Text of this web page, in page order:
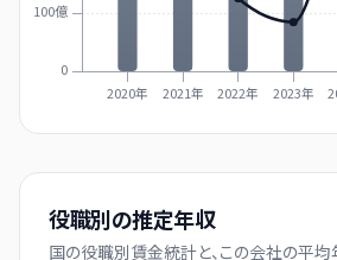
0
100億
2020年 2021年 2022年 2023年
役職別の推定年収
国の役職別賃金統計と、この会社の平